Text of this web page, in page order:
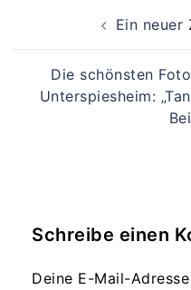
Ein neuer
Die schönsten
Unterspiesheim:
Schreibe einen
Deine E-Mail-